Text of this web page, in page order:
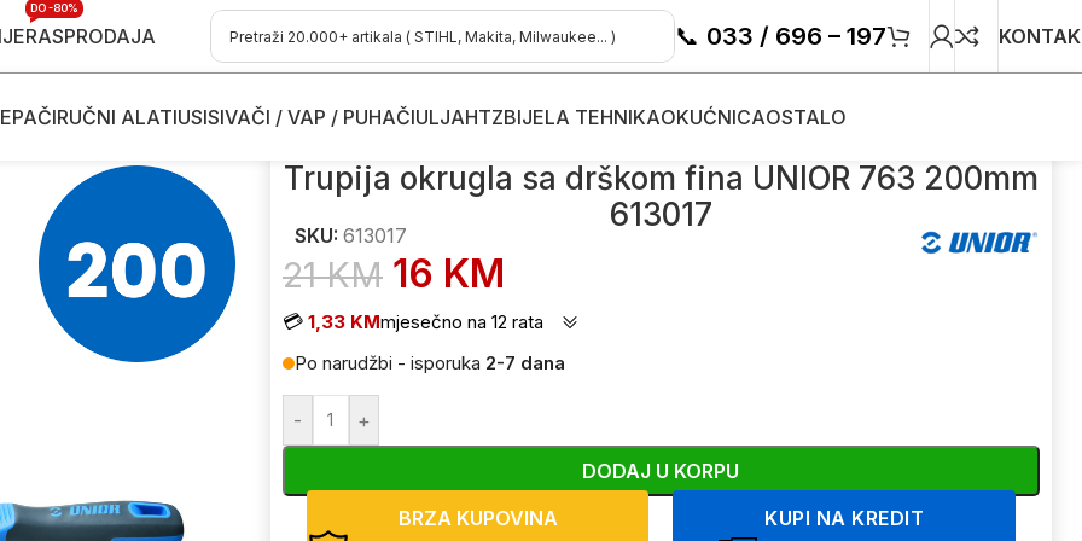
RASPRODAJA
DO -80%
📞 033 / 696 – 197
RUČNI ALATIUSISIVAČI / VAP / PUHAČIULJAHTZBIJELA TEHNIKAOKUĆNICAOSTALO
UNIOR 763 200mm 613017
Trupija okrugla sa drškom fina UNIOR 763 200mm
613017
SKU: 613017
21KM 16 KM
💳 1,33 KMmjesečno na 12 rata
Po narudžbi - isporuka 2-7 dana
- +
DODAJ U KORPU
BRZA KUPOVINA
KUPI NA KREDIT